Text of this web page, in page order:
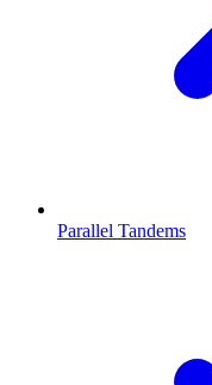
Parallel Tandems